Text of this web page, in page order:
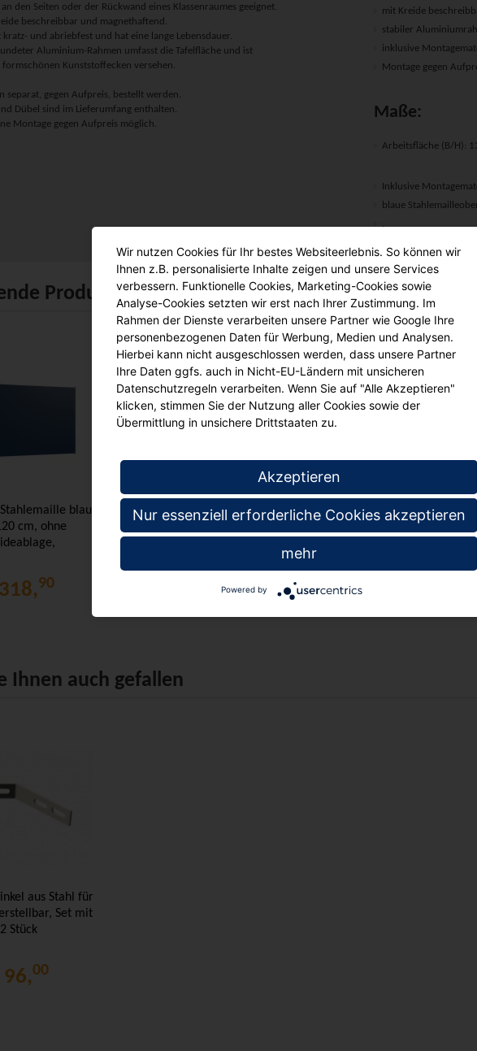
den Seiten oder der Rückwand eines Klassenraumes geeignet.
beschreibbar und magnethaftend.
kratz- und abriebfest und hat eine lange Lebensdauer.
Aluminium-Rahmen umfasst die Tafelfläche und ist
Kunststoffecken versehen.
separat, gegen Aufpreis, bestellt werden.
Dübel sind im Lieferumfang enthalten.
Montage gegen Aufpreis möglich.
mit Kreide
stabiler
inklusive
Montage gegen
Maße:
Arbeitsfläche (B/H):
Inklusive
blaue
.
Produkte
blau,
cm, ohne
90
Wandtafel Stahlemaille blau,
€ 236,90
Wandtafel Stahlemaille blau,
100x 70 cm, ohne
€ 101,
Ihnen auch gefallen
aus Stahl für
Set mit
2 Stück
00
Wir nutzen Cookies für Ihr bestes Websiteerlebnis. So können wir
Ihnen z.B. personalisierte Inhalte zeigen und unsere Services
verbessern. Funktionelle Cookies, Marketing-Cookies sowie
Analyse-Cookies setzten wir erst nach Ihrer Zustimmung. Im
Rahmen der Dienste verarbeiten unsere Partner wie Google Ihre
personenbezogenen Daten für Werbung, Medien und Analysen.
Hierbei kann nicht ausgeschlossen werden, dass unsere Partner
Ihre Daten ggfs. auch in Nicht-EU-Ländern mit unsicheren
Datenschutzregeln verarbeiten. Wenn Sie auf "Alle Akzeptieren"
klicken, stimmen Sie der Nutzung aller Cookies sowie der
Übermittlung in unsichere Drittstaaten zu.
Akzeptieren
Nur essenziell erforderliche Cookies akzeptieren
mehr
Powered by